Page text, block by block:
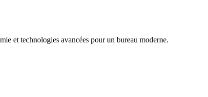
et technologies avancées pour un bureau moderne.